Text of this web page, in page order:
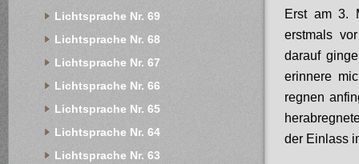
Erst am 3.
erstmals
darauf
erinnere
regnen
der Einlass
Lichtsprache Nr. 69
Lichtsprache Nr. 68
Lichtsprache Nr. 67
Lichtsprache Nr. 66
Lichtsprache Nr. 65
Lichtsprache Nr. 64
Lichtsprache Nr. 63